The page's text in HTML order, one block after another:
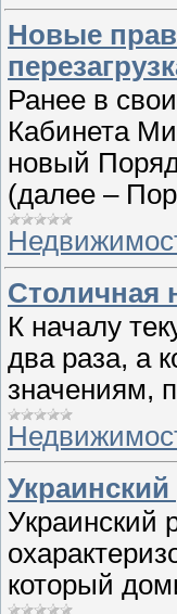
Новые
Ранее в
Кабинета
новый
(далее –
Столичная
К началу
два раза, а
значениям,
Украинский
который